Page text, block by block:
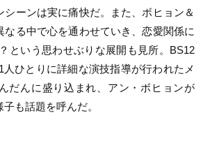
シーンは実に痛快だ。また、ボヒョン＆
なる中で心を通わせていき、恋愛関係に
という思わせぶりな展開も見所。BS12
ひとりに詳細な演技指導が行われたメ
だんに盛り込まれ、アン・ボヒョンが
も話題を呼んだ。